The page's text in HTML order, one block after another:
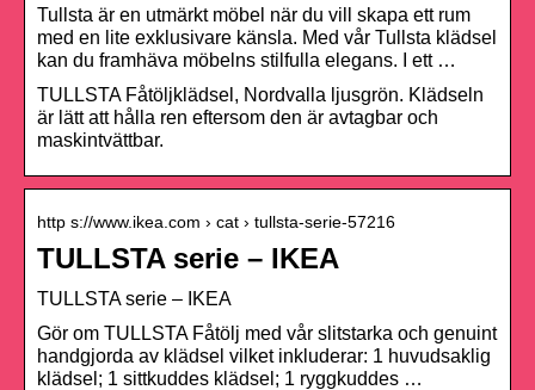
Tullsta är en utmärkt möbel när du vill skapa ett rum
med en lite exklusivare känsla. Med vår Tullsta klädsel
kan du framhäva möbelns stilfulla elegans. I ett …
TULLSTA Fåtöljklädsel, Nordvalla ljusgrön. Klädseln
är lätt att hålla ren eftersom den är avtagbar och
maskintvättbar.
http s://www.ikea.com › cat › tullsta-serie-57216
TULLSTA serie – IKEA
TULLSTA serie – IKEA
Gör om TULLSTA Fåtölj med vår slitstarka och genuint
handgjorda av klädsel vilket inkluderar: 1 huvudsaklig
klädsel; 1 sittkuddes klädsel; 1 ryggkuddes …